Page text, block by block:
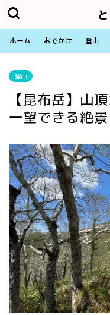
ホーム おでかけ 登山
登山
【昆布岳】山
一望できる絶